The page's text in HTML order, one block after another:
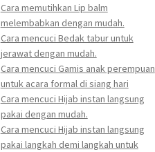
Cara memutihkan Lip balm
melembabkan dengan mudah.
Cara mencuci Bedak tabur untuk
jerawat dengan mudah.
Cara mencuci Gamis anak perempuan
untuk acara formal di siang hari
Cara mencuci Hijab instan langsung
pakai dengan mudah.
Cara mencuci Hijab instan langsung
pakai langkah demi langkah untuk